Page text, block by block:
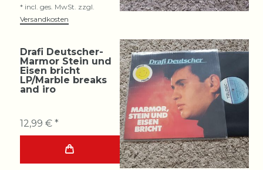
* incl. ges. MwSt. zzgl.
Versandkosten
Drafi Deutscher-
Marmor Stein und
Eisen bricht
LP/Marble breaks
and iro
12,99 € *